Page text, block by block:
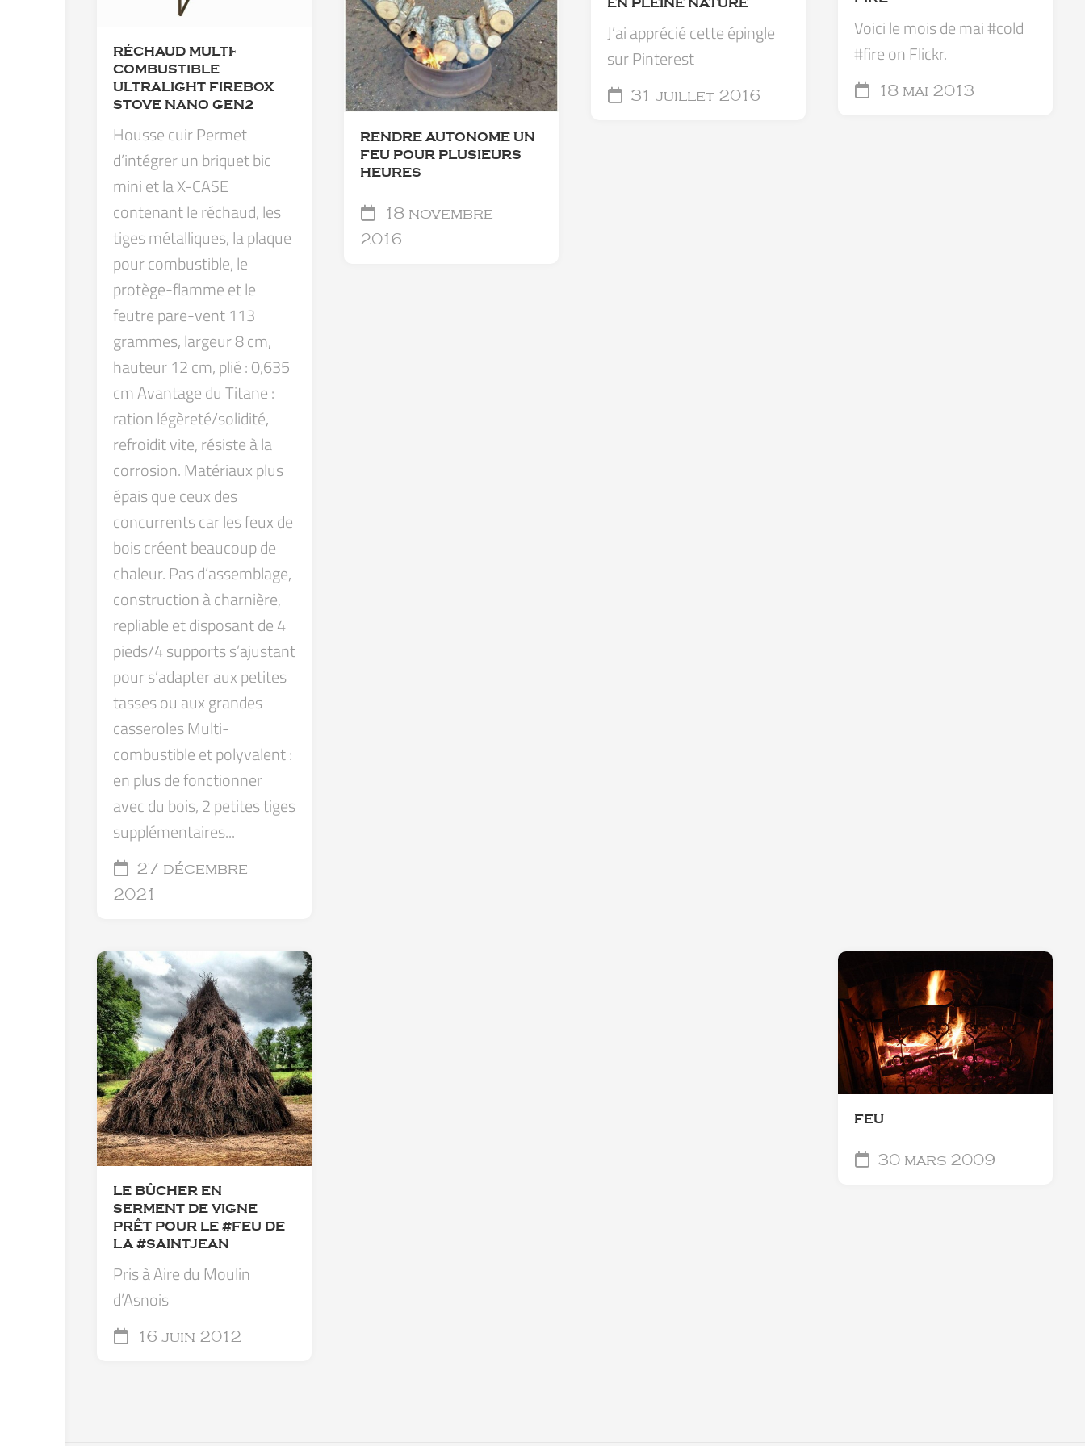
RÉCHAUD MULTI-
COMBUSTIBLE
ULTRALIGHT FIREBOX
STOVE NANO GEN2
Housse cuir Permet
d’intégrer un briquet bic
mini et la X-CASE
contenant le réchaud, les
tiges métalliques, la plaque
pour combustible, le
protège-flamme et le
feutre pare-vent 113
grammes, largeur 8 cm,
hauteur 12 cm, plié : 0,635
cm Avantage du Titane :
ration légèreté/solidité,
refroidit vite, résiste à la
corrosion. Matériaux plus
épais que ceux des
concurrents car les feux de
bois créent beaucoup de
chaleur. Pas d’assemblage,
construction à charnière,
repliable et disposant de 4
pieds/4 supports s’ajustant
pour s’adapter aux petites
tasses ou aux grandes
casseroles Multi-
combustible et polyvalent :
en plus de fonctionner
avec du bois, 2 petites tiges
supplémentaires...
27 décembre
2021
RENDRE AUTONOME UN
FEU POUR PLUSIEURS
HEURES
18 novembre
2016
EN PLEINE NATURE
J’ai apprécié cette épingle
sur Pinterest
31 juillet 2016
Voici le mois de mai #cold
#fire on Flickr.
18 mai 2013
LE BÛCHER EN
SERMENT DE VIGNE
PRÊT POUR LE #FEU DE
LA #SAINTJEAN
Pris à Aire du Moulin
d’Asnois
16 juin 2012
FEU
30 mars 2009